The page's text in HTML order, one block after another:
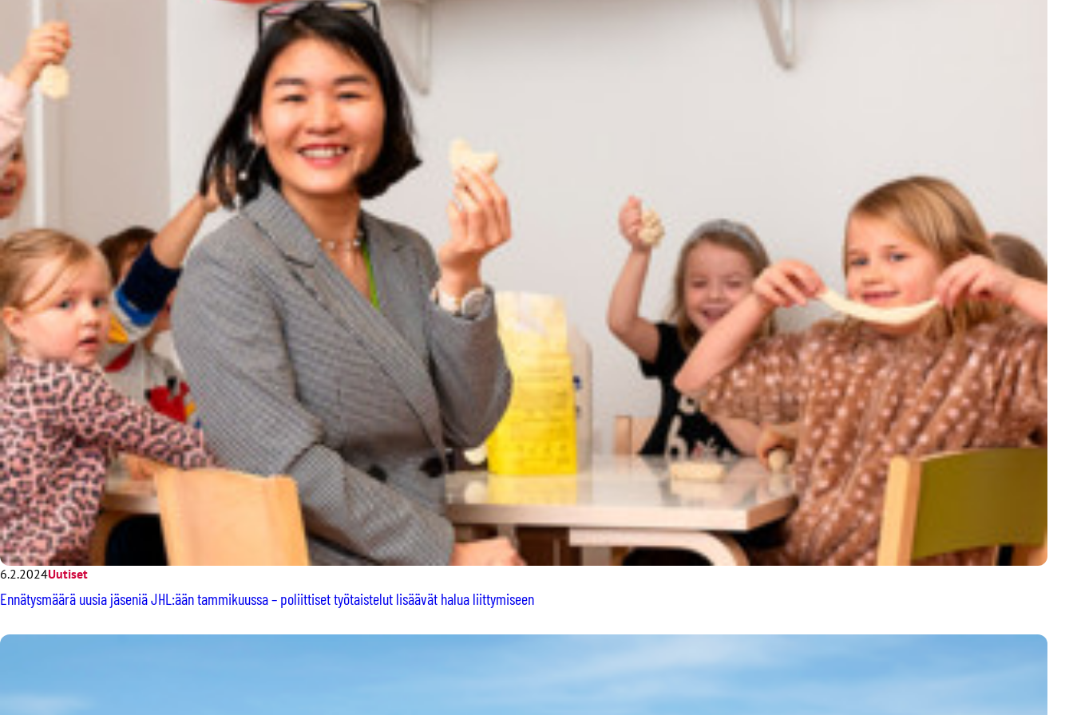
6.2.2024Uutiset
Ennätysmäärä uusia jäseniä JHL:ään tammikuussa – poliittiset työtaistelut lisäävät halua liittymiseen